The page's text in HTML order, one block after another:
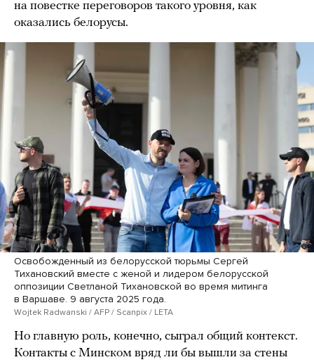
на повестке переговоров такого уровня, как
оказались белорусы.
Освобожденный из белорусской тюрьмы Сергей
Тихановский вместе с женой и лидером белорусской
оппозиции Светланой Тихановской во время митинга
в Варшаве. 9 августа 2025 года.
Wojtek Radwanski / AFP / Scanpix / LETA
Но главную роль, конечно, сыграл общий контекст.
Контакты с Минском вряд ли бы вышли за стены